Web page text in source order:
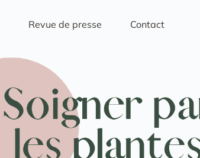
Revue de presse Contact